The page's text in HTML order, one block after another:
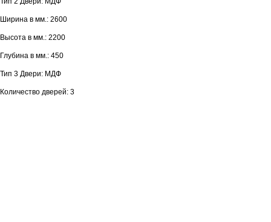
Ширина в мм.: 2600
Высота в мм.: 2200
Глубина в мм.: 450
Тип 3 Двери: МДФ
Количество дверей: 3